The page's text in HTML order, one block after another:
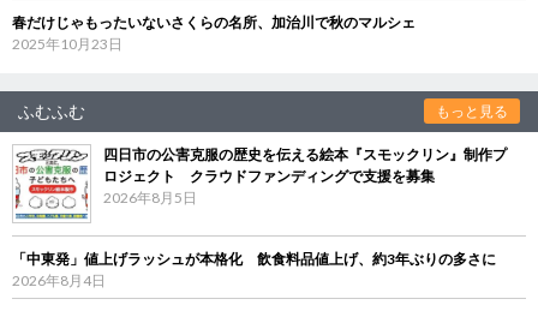
春だけじゃもったいないさくらの名所、加治川で秋のマルシェ
2025年10月23日
ふむふむ もっと見る
四日市の公害克服の歴史を伝える絵本『スモックリン』制作プ
ロジェクト クラウドファンディングで支援を募集
2026年8月5日
「中東発」値上げラッシュが本格化 飲食料品値上げ、約3年ぶりの多さに
2026年8月4日